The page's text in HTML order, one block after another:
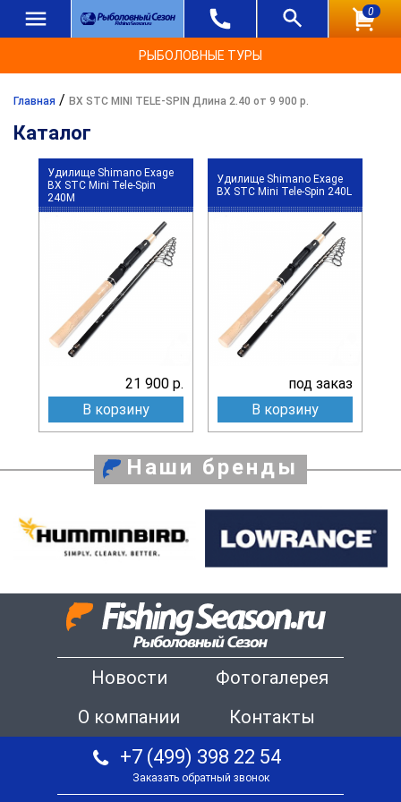
0
РЫБОЛОВНЫЕ ТУРЫ
Главная / BX STC MINI TELE-SPIN Длина 2.40 от 9 900 р.
Каталог
Удилище Shimano Exage
BX STC Mini Tele-Spin
240M
21 900 р.
В корзину
Удилище Shimano Exage
BX STC Mini Tele-Spin 240L
под заказ
В корзину
Наши бренды
Новости
Фотогалерея
О компании
Контакты
+7 (499) 398 22 54
Заказать обратный звонок